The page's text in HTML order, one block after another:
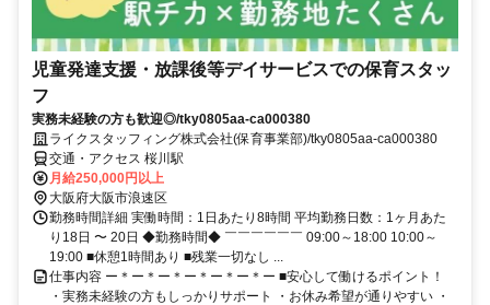
児童発達支援・放課後等デイサービスでの保育スタッ
フ
実務未経験の方も歓迎◎/tky0805aa-ca000380
ライクスタッフィング株式会社(保育事業部)/tky0805aa-ca000380
交通・アクセス 桜川駅
月給250,000円以上
大阪府大阪市浪速区
勤務時間詳細 実働時間：1日あたり8時間 平均勤務日数：1ヶ月あた
り18日 〜 20日 ◆勤務時間◆ ￣￣￣￣￣￣ 09:00～18:00 10:00～
19:00 ■休憩1時間あり ■残業一切なし ...
仕事内容 ー＊ー＊ー＊ー＊ー＊ー＊ー ■安心して働けるポイント！
・実務未経験の方もしっかりサポート ・お休み希望が通りやすい ・